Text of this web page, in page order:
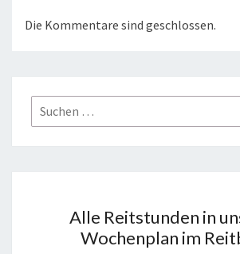
Die Kommentare sind geschlossen.
Suchen
nach:
Alle Reitstunden in
Wochenplan im